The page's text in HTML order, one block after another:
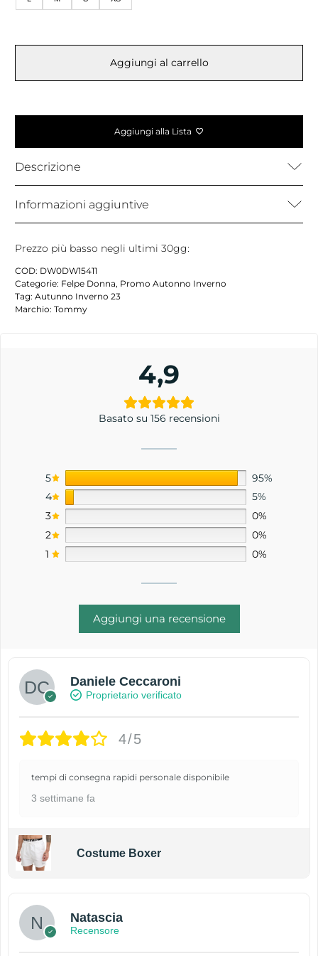
Aggiungi al carrello
Aggiungi alla Lista
Descrizione
Informazioni aggiuntive
Prezzo più basso negli ultimi 30gg:
COD: DW0DW15411
Categorie: Felpe Donna, Promo Autonno Inverno
Tag: Autunno Inverno 23
Marchio: Tommy
4,9
Basato su 156 recensioni
5
95%
4
5%
3
0%
2
0%
1
0%
Aggiungi una recensione
Daniele Ceccaroni
Proprietario verificato
4/5
tempi di consegna rapidi personale disponibile
3 settimane fa
Costume Boxer
Natascia
Recensore